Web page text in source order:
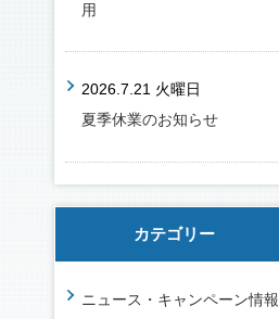
用
2026.7.21 火曜日
夏季休業のお知らせ
カテゴリー
ニュース・キャンペーン情報